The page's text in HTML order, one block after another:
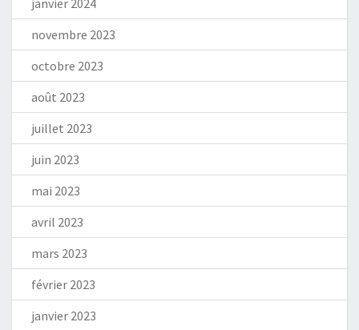
novembre 2023
octobre 2023
août 2023
juillet 2023
juin 2023
mai 2023
avril 2023
mars 2023
février 2023
janvier 2023